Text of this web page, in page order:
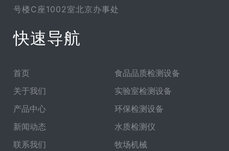
号楼C座1002室北京办事处
快速导航
首页
关于我们
产品中心
新闻动态
联系我们
食品品质检测设备
实验室检测设备
环保检测设备
水质检测仪
牧场机械